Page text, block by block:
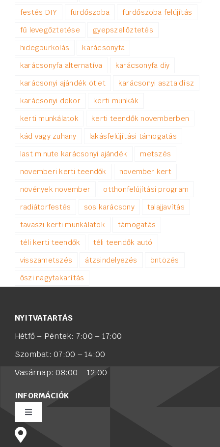
festés DIY
fürdőszoba
fürdőszoba felújítás
fű levegőztetése
gyepszellőztetés
hidegburkolás
karácsonyfa
karácsonyfa alternatíva
karácsonyfa diy
karácsonyi ajándék ötlet
karácsonyi asztaldísz
karácsonyi dekor
kerti munkák
kerti munkálatok
kerti teendők novemberben
kád vagy zuhany
lakásfelújítási támogatás
last minute karácsonyi ajándék
metszés
novemberi kerti teendők
november kert
növények november
otthonfelújítási program
radiátorfestés
sos karácsony
talajjavítás
tavaszi kerti munkálatok
támogatás
téli kerti teendők
téli teendők autó
visszametszés
átzsindelyezés
öntözés
őszi nagytakarítás
NYITVATARTÁS
Hétfő – Péntek: 7:00 – 17:00
Szombat: 07:00 – 14:00
Vasárnap: 08:00 – 12:00
INFORMÁCIÓK
Toggle
Navigation
Rólunk